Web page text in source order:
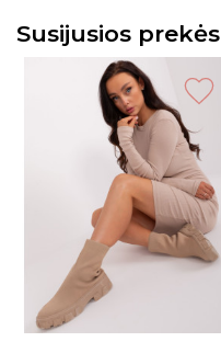
Susijusios prekės